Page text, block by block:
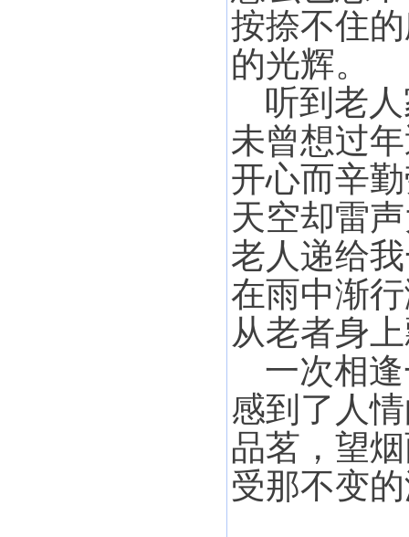
按捺不住
的光辉。
听到老
未曾想过
开心而辛
天空却雷
老人递给
在雨中渐
从老者身
一次相
感到了人
品茗，望
受那不变